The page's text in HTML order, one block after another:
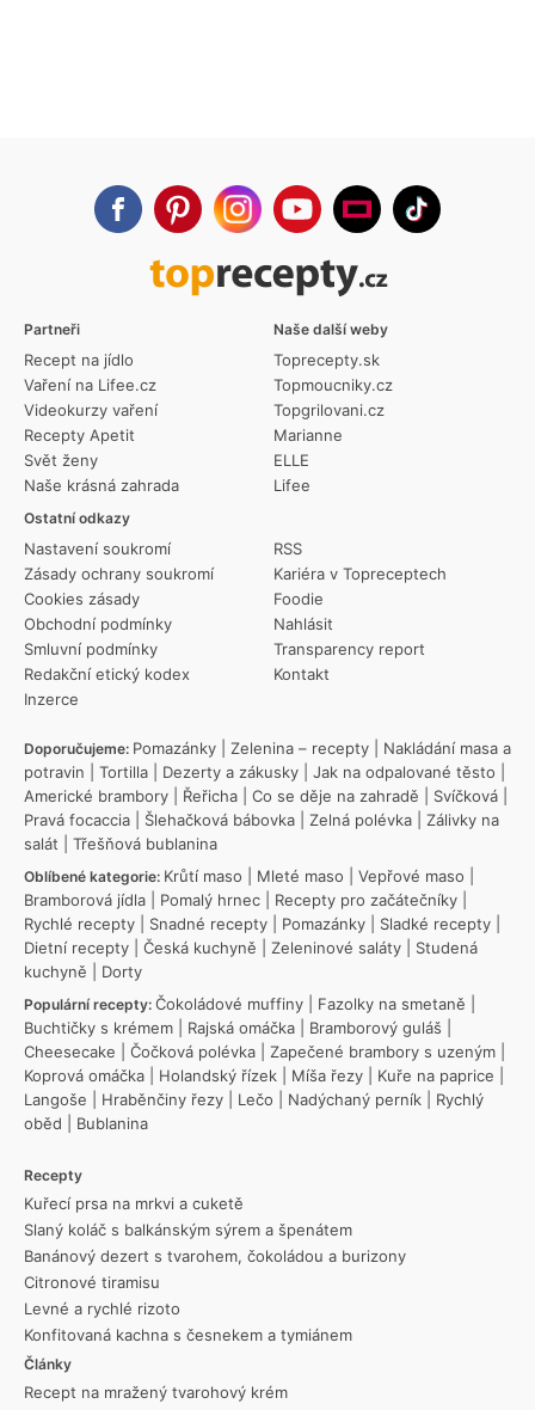
Partneři
Recept na jídlo
Vaření na Lifee.cz
Videokurzy vaření
Recepty Apetit
Svět ženy
Naše krásná zahrada
Ostatní odkazy
Nastavení soukromí
Zásady ochrany soukromí
Cookies zásady
Obchodní podmínky
Smluvní podmínky
Redakční etický kodex
Inzerce
RSS
Kariéra v Topreceptech
Foodie
Nahlásit
Transparency report
Kontakt
Naše další weby
Toprecepty.sk
Topmoucniky.cz
Topgrilovani.cz
Marianne
ELLE
Lifee
Doporučujeme: Pomazánky Zelenina – recepty
Nakládání masa a
potravin
Tortilla Dezerty a zákusky Jak na odpalované těsto
Americké brambory
Řeřicha Co se děje na zahradě Svíčková
Pravá focaccia
Šlehačková bábovka Zelná polévka
Zálivky na
salát
Třešňová bublanina
Oblíbené kategorie: Krůtí maso Mleté maso Vepřové maso
Bramborová jídla
Pomalý hrnec Recepty pro začátečníky
Rychlé recepty
Snadné recepty Pomazánky Sladké recepty
Dietní recepty
Česká kuchyně Zeleninové saláty
Studená
kuchyně
Dorty
Populární recepty: Čokoládové muffiny Fazolky na smetaně
Buchtičky s krémem
Rajská omáčka Bramborový guláš
Cheesecake
Čočková polévka Zapečené brambory s uzeným
Koprová omáčka
Holandský řízek Míša řezy Kuře na paprice
Langoše
Hraběnčiny řezy Lečo Nadýchaný perník
Rychlý
oběd
Bublanina
Recepty
Kuřecí prsa na mrkvi a cuketě
Slaný koláč s balkánským sýrem a špenátem
Banánový dezert s tvarohem, čokoládou a burizony
Citronové tiramisu
Levné a rychlé rizoto
Konfitovaná kachna s česnekem a tymiánem
Články
Recept na mražený tvarohový krém